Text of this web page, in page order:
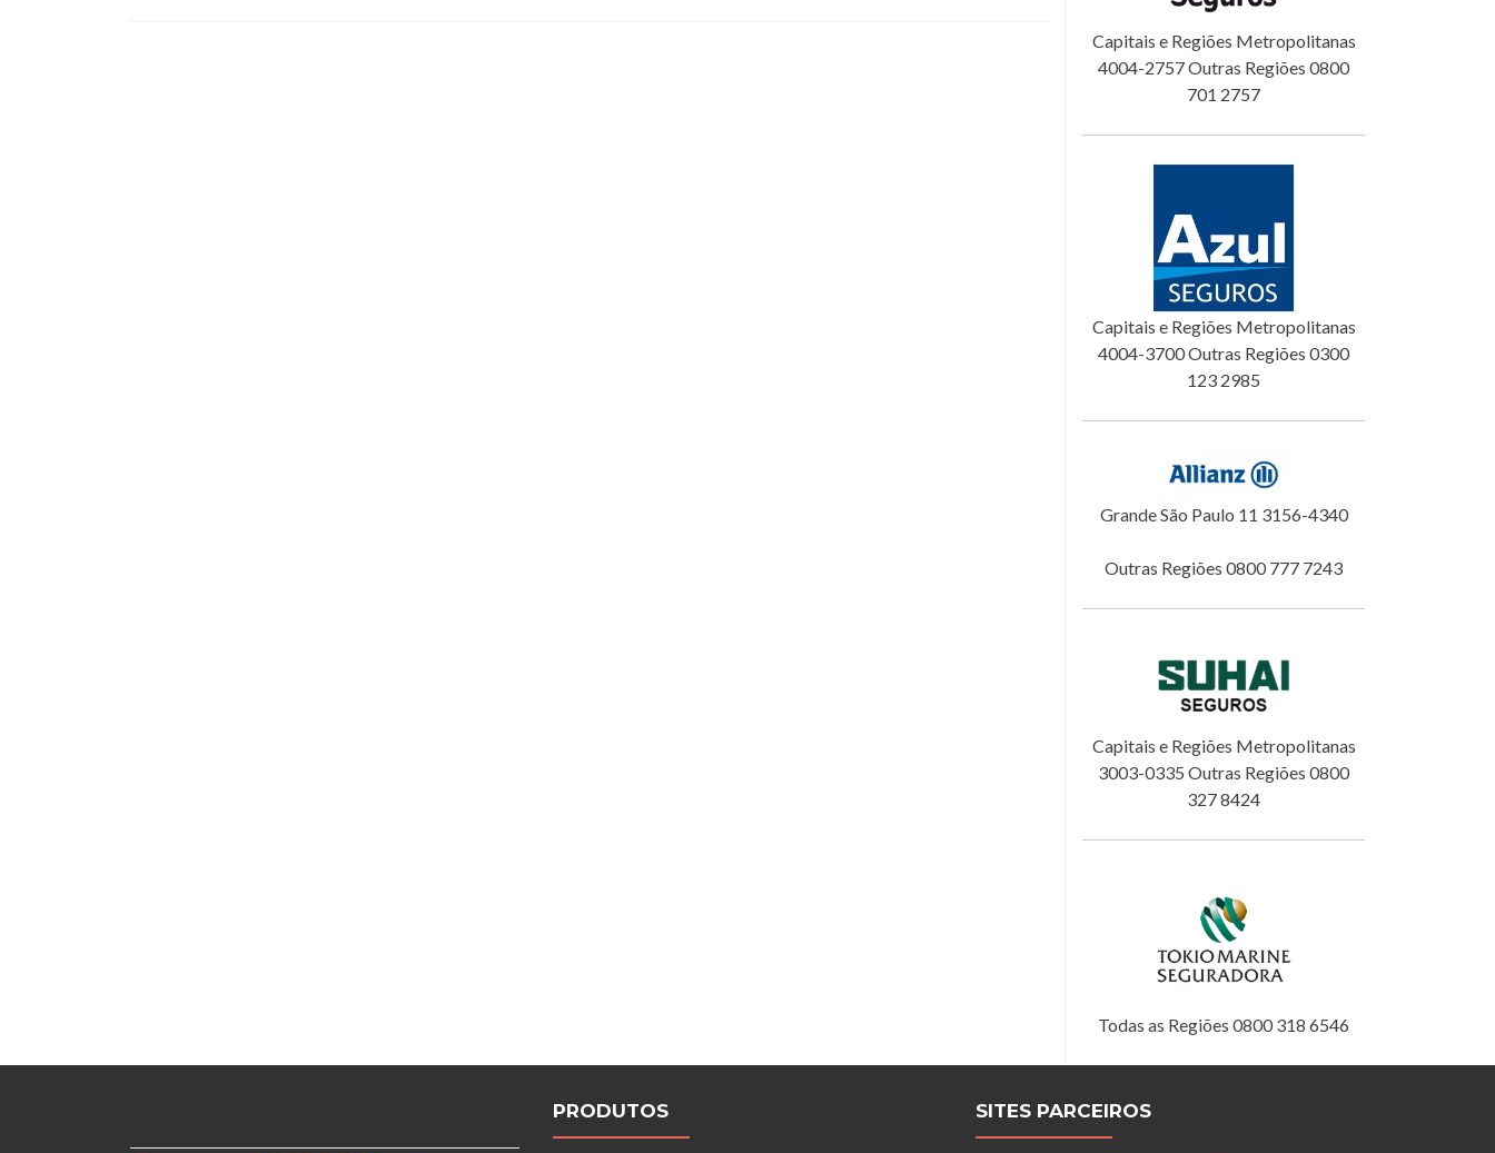
Capitais e Regiões Metropolitanas
4004-2757 Outras Regiões 0800
701 2757
Capitais e Regiões Metropolitanas
4004-3700 Outras Regiões 0300
123 2985
Grande São Paulo 11 3156-4340
Outras Regiões 0800 777 7243
Capitais e Regiões Metropolitanas
3003-0335 Outras Regiões 0800
327 8424
Todas as Regiões 0800 318 6546
PRODUTOS SITES PARCEIROS